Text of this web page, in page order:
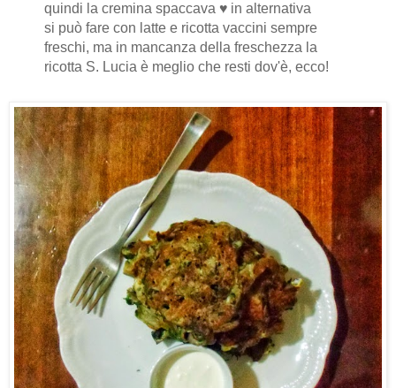
quindi la cremina spaccava ♥ in alternativa
si può fare con latte e ricotta vaccini sempre
freschi, ma in mancanza della freschezza la
ricotta S. Lucia è meglio che resti dov'è, ecco!